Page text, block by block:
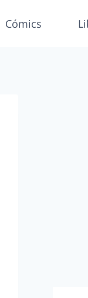
Cómics